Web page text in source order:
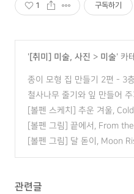
1 구독하기
' [취미] 미술, 사진 > 미술' 카
종이 모형 집 만들기 2편 - 3
치
(0)
철사나무 줄기와 잎 만들어
(2)[볼펜 스케치] 추운 겨울,
2.03
(0)
[볼펜 그림] 끝에서, From
06
(0)
[볼펜 그림] 달 돋이, Moon
관련글